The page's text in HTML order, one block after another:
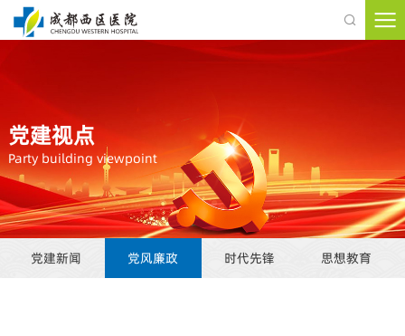

党建视点
Party building viewpoint
党建新闻 党风廉政 时代先锋 思想教育